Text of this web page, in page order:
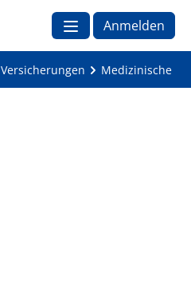
Anmelden
Versicherungen Medizinische